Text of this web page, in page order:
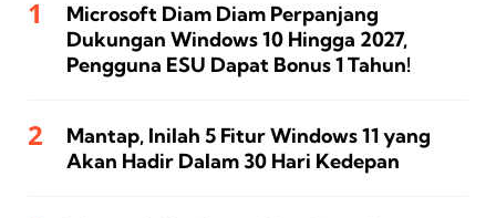
Microsoft Diam Diam Perpanjang
Dukungan Windows 10 Hingga 2027,
Pengguna ESU Dapat Bonus 1 Tahun!
Mantap, Inilah 5 Fitur Windows 11 yang
Akan Hadir Dalam 30 Hari Kedepan